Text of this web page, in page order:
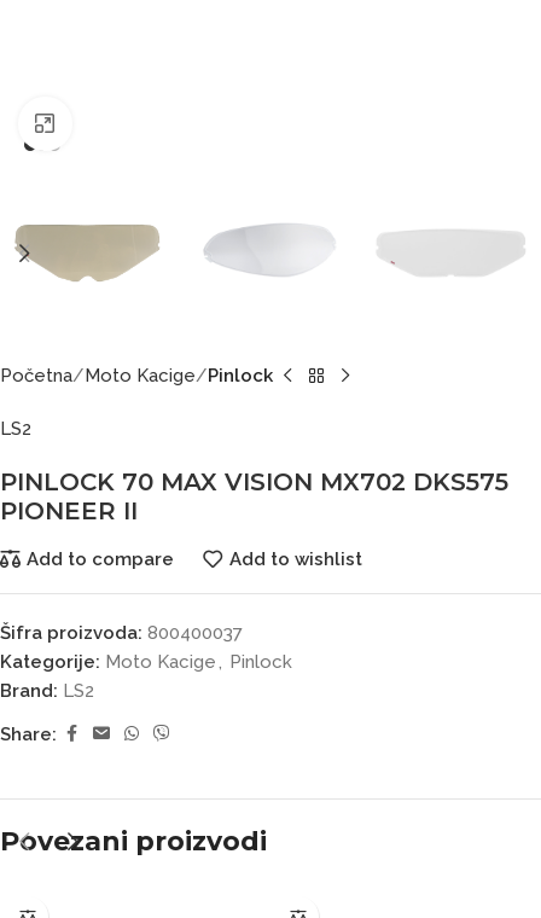
Početna Moto Kacige Pinlock
LS2
PINLOCK 70 MAX VISION MX702 DKS575
PIONEER II
Add to compare Add to wishlist
Šifra proizvoda: 800400037
Kategorije: Moto Kacige, Pinlock
Brand: LS2
Share:
Povezani proizvodi